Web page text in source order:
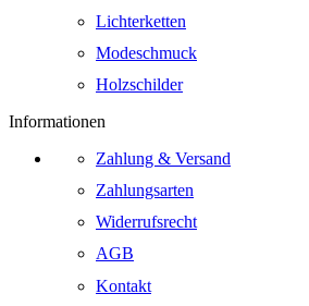
Lichterketten
Modeschmuck
Holzschilder
Informationen
Zahlung & Versand
Zahlungsarten
Widerrufsrecht
AGB
Kontakt